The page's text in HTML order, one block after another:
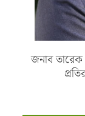
জনাব তারেক